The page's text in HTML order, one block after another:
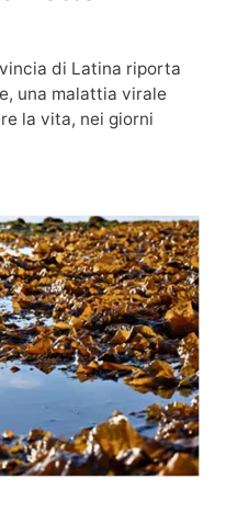
di Latina riporta
una malattia virale
la vita, nei giorni